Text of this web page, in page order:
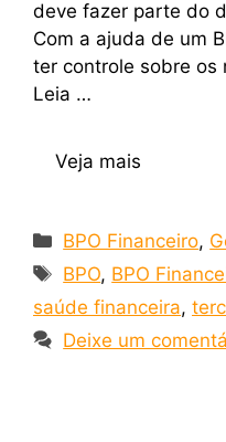
deve fazer parte do
Com a ajuda de um
ter controle sobre os
Leia …
Veja mais
BPO Financeiro,
BPO, BPO
saúde financeira,
Deixe um